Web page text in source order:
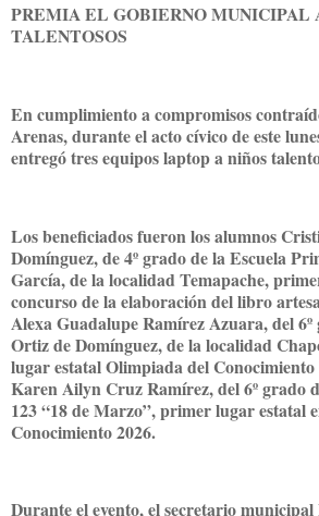
PREMIA EL GOBIERNO MUNICIPAL
TALENTOSOS
En cumplimiento a compromisos
Arenas, durante el acto cívico de este
entregó tres equipos laptop a niños
Los beneficiados fueron los alumnos
Domínguez, de 4º grado de la Escuela
García, de la localidad Temapache,
concurso de la elaboración del libro
Alexa Guadalupe Ramírez Azuara, del 6º
Ortiz de Domínguez, de la localidad
lugar estatal Olimpiada del
Karen Ailyn Cruz Ramírez, del 6º grado
123 “18 de Marzo”, primer lugar estatal
Conocimiento 2026.
Durante el evento, el secretario